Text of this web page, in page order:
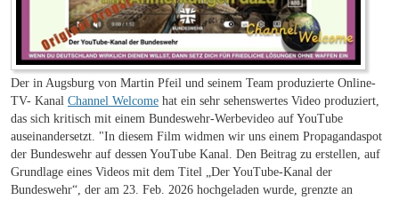
Der in Augsburg von Martin Pfeil und seinem Team produzierte Online-
TV- Kanal Channel Welcome hat ein sehr sehenswertes Video produziert,
das sich kritisch mit einem Bundeswehr-Werbevideo auf YouTube
auseinandersetzt. "In diesem Film widmen wir uns einem Propagandaspot
der Bundeswehr auf dessen YouTube Kanal. Den Beitrag zu erstellen, auf
Grundlage eines Videos mit dem Titel „Der YouTube-Kanal der
Bundeswehr“, der am 23. Feb. 2026 hochgeladen wurde, grenzte an